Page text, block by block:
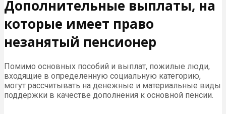
Дополнительные выплаты, на
которые имеет право
незанятый пенсионер
Помимо основных пособий и выплат, пожилые люди,
входящие в определенную социальную категорию,
могут рассчитывать на денежные и материальные виды
поддержки в качестве дополнения к основной пенсии.